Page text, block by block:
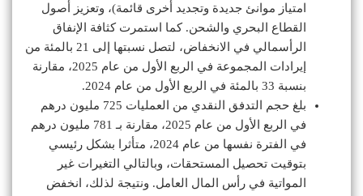
امتياز موانئ جديدة وتجديد أخرى قائمة)، وتعزيز أصول
القطاع البحري والشحن. كما استمرت كثافة الإنفاق
الرأسمالي في الانخفاض، لتصل نسبتها إلى 21 بالمئة من
إيرادات المجموعة في الربع الأول من عام 2025، مقارنة
بنسبة 33 بالمئة في الربع الأول من عام 2024.
بلغ حجم التدفق النقدي من العمليات 725 مليون درهم
في الربع الأول من عام 2025، مقارنة بـ 781 مليون درهم
في الفترة نفسها من عام 2024، متأثرا بشكل رئيسي
بتوقيت تحصيل المستحقات، وبالتالي التغيرات غير
المواتية في رأس المال العامل. ونتيجة لذلك، انخفض